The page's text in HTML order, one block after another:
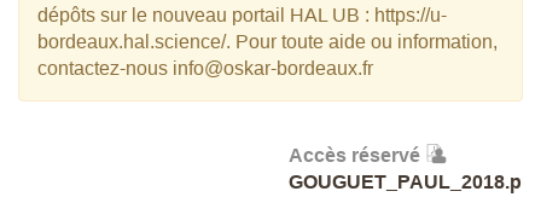
dépôts sur le nouveau portail HAL UB : https://u-
bordeaux.hal.science/. Pour toute aide ou information,
contactez-nous info@oskar-bordeaux.fr
Accès réservé
GOUGUET_PAUL_2018.p